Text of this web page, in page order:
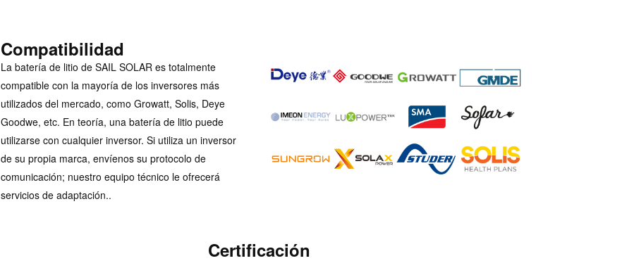
Compatibilidad
La batería de litio de SAIL SOLAR es totalmente
compatible con la mayoría de los inversores más
utilizados del mercado, como Growatt, Solis, Deye
Goodwe, etc. En teoría, una batería de litio puede
utilizarse con cualquier inversor. Si utiliza un inversor
de su propia marca, envíenos su protocolo de
comunicación; nuestro equipo técnico le ofrecerá
servicios de adaptación..
Certificación